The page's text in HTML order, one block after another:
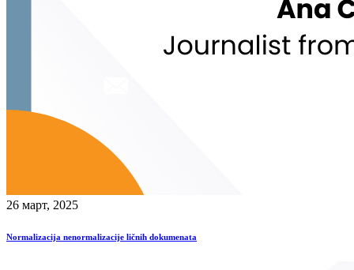
26 март, 2025
Normalizacija nenormalizacije ličnih dokumenata